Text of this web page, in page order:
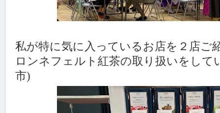
私が特に気に入っているお店を２店ご
ロンネフェルト紅茶の取り扱いをして
市)